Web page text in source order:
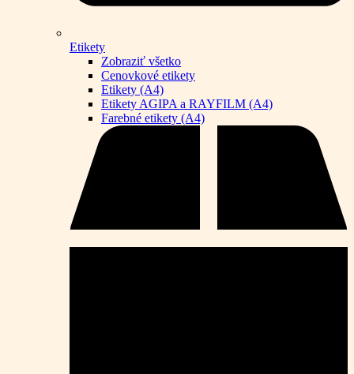
Etikety
Zobraziť všetko
Cenovkové etikety
Etikety (A4)
Etikety AGIPA a RAYFILM (A4)
Farebné etikety (A4)